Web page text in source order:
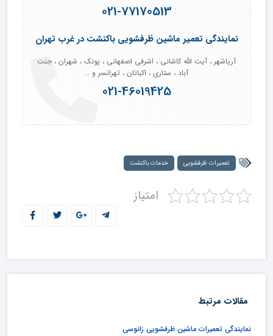
021-77170513
نمایندگی تعمیر ماشین ظرفشویی باکنشت در غرب تهران
آریاشهر ، آیت الله کاشانی ، اشرفی اصفهانی ، پونک ، شهران ، جنت
آباد ، ستاری ، اکباتان ، تهرانسر و …
021-46019425
تعمیرات ظرفشویی خدمات باکنشت
امتیاز
مقالات مرتبط
نمایندگی تعمیرات ماشین ظرفشویی زانوسی